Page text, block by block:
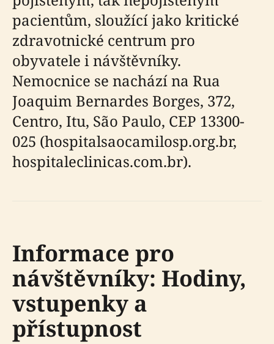
pacientům, sloužící jako kritické
zdravotnické centrum pro
obyvatele i návštěvníky.
Nemocnice se nachází na Rua
Joaquim Bernardes Borges, 372,
Centro, Itu, São Paulo, CEP 13300-
025 (hospitalsaocamilosp.org.br,
hospitaleclinicas.com.br).
Informace pro
návštěvníky: Hodiny,
vstupenky a
přístupnost